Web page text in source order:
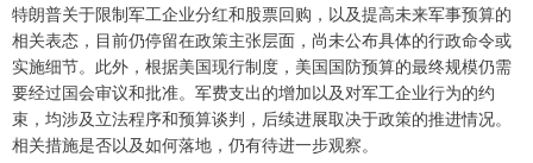
特朗普关于限制军工企业分红和股票回购，以及提高未来军事预算的
相关表态，目前仍停留在政策主张层面，尚未公布具体的行政命令或
实施细节。此外，根据美国现行制度，美国国防预算的最终规模仍需
要经过国会审议和批准。军费支出的增加以及对军工企业行为的约
束，均涉及立法程序和预算谈判，后续进展取决于政策的推进情况。
相关措施是否以及如何落地，仍有待进一步观察。